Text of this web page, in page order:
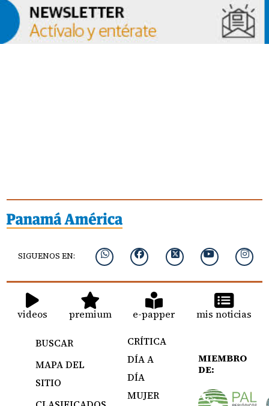
SIGUENOS EN:
videos premium e-papper mis noticias
BUSCAR
MAPA DEL
SITIO
CRÍTICA
DÍA A
DÍA
MUJER
MIEMBRO
DE: